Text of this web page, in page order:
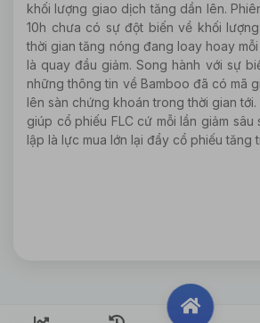
khối lượng giao dịch tăng dần lên.
10h chưa có sự đột biến về khối
thời gian tăng nóng đang loay hoay
là quay đầu giảm. Song hành với sự
những thông tin về Bamboo đã có mã
lên sàn chứng khoán trong thời gian
giúp cổ phiếu FLC cứ mỗi lần giảm sâu
lập là lực mua lớn lại đẩy cổ phiếu tăng